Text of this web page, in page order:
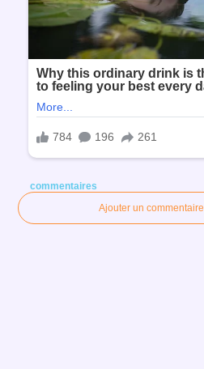
commentaires
Ajouter un commentaire